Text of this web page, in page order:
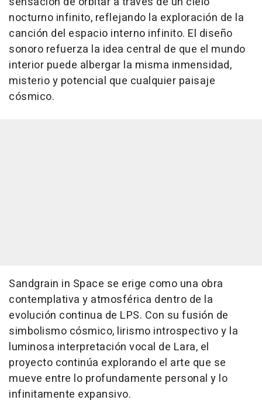
nocturno infinito, reflejando la exploración de la
canción del espacio interno infinito. El diseño
sonoro refuerza la idea central de que el mundo
interior puede albergar la misma inmensidad,
misterio y potencial que cualquier paisaje
cósmico.
Sandgrain in Space se erige como una obra
contemplativa y atmosférica dentro de la
evolución continua de LPS. Con su fusión de
simbolismo cósmico, lirismo introspectivo y la
luminosa interpretación vocal de Lara, el
proyecto continúa explorando el arte que se
mueve entre lo profundamente personal y lo
infinitamente expansivo.